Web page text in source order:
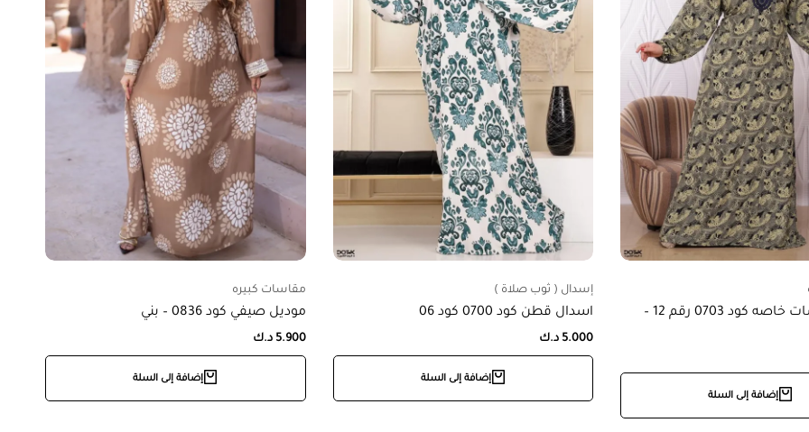
موديل مقاسات خاصه كود 0703 رقم 12 –
إضافة إلى السلة
إسدال ( ثوب صلاة )
اسدال قطن كود 0700 كود 06
5.000 د.ك
إضافة إلى السلة
مقاسات كبيره
موديل صيفي كود 0836 – بني
5.900 د.ك
إضافة إلى السلة